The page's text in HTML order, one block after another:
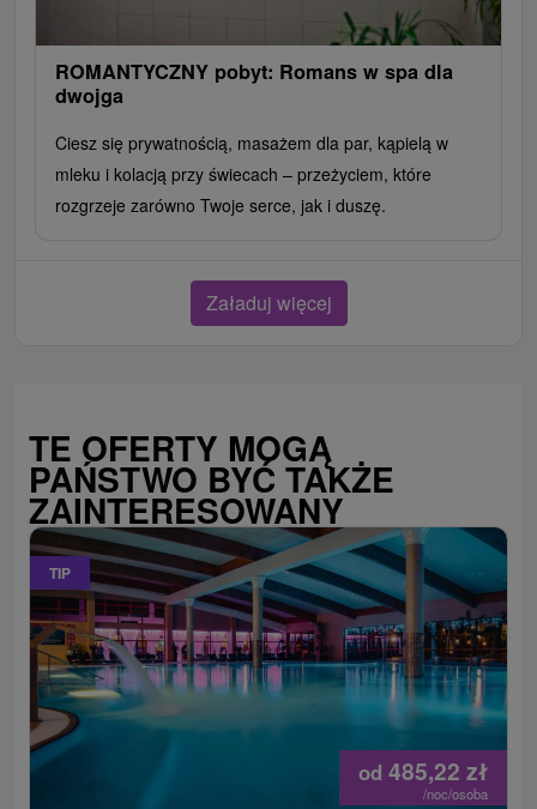
ROMANTYCZNY pobyt: Romans w spa dla
dwojga
Ciesz się prywatnością, masażem dla par, kąpielą w
mleku i kolacją przy świecach – przeżyciem, które
rozgrzeje zarówno Twoje serce, jak i duszę.
Załaduj więcej
TE OFERTY MOGĄ
PAŃSTWO BYĆ TAKŻE
ZAINTERESOWANY
TIP
od 485,22 zł
/noc/osoba